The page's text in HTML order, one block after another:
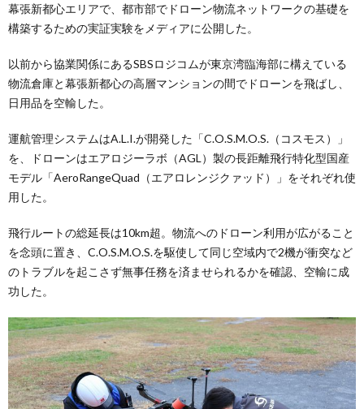
幕張新都心エリアで、都市部でドローン物流ネットワークの基礎を
構築するための実証実験をメディアに公開した。
以前から協業関係にあるSBSロジコムが東京湾臨海部に構えている
物流倉庫と幕張新都心の高層マンションの間でドローンを飛ばし、
日用品を空輸した。
運航管理システムはA.L.I.が開発した「C.O.S.M.O.S.（コスモス）」
を、ドローンはエアロジーラボ（AGL）製の長距離飛行特化型国産
モデル「AeroRangeQuad（エアロレンジクァッド）」をそれぞれ使
用した。
飛行ルートの総延長は10km超。物流へのドローン利用が広がること
を念頭に置き、C.O.S.M.O.S.を駆使して同じ空域内で2機が衝突など
のトラブルを起こさず無事任務を済ませられるかを確認、空輸に成
功した。